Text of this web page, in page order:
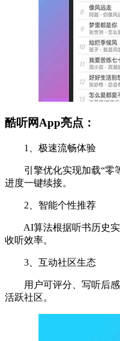
酷听网App亮点：
1、极速流畅体验
引擎优化实现加载“零
进度一键续接。
2、智能个性推荐
AI算法根据听书历史实
收听效率。
3、互动社区生态
用户可评分、写听后感
活跃社区。